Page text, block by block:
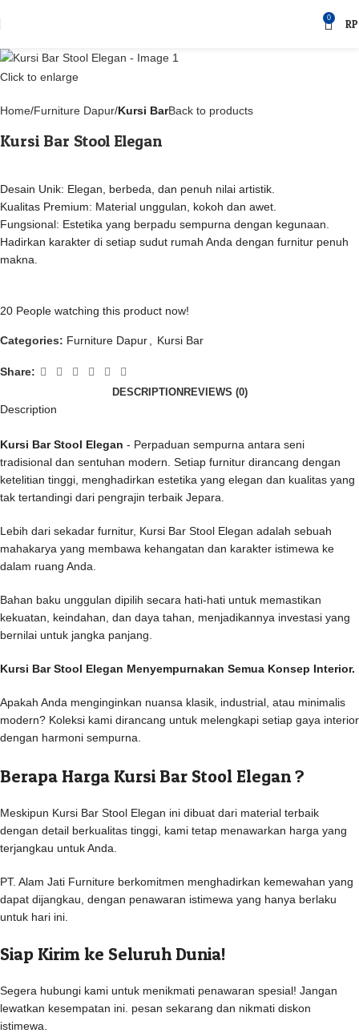
0 RP
Click to enlarge
Home Furniture Dapur Kursi BarBack to products
Kursi Bar Stool Elegan
Desain Unik: Elegan, berbeda, dan penuh nilai artistik.
Kualitas Premium: Material unggulan, kokoh dan awet.
Fungsional: Estetika yang berpadu sempurna dengan kegunaan.
Hadirkan karakter di setiap sudut rumah Anda dengan furnitur penuh
makna.
20 People watching this product now!
Categories: Furniture Dapur Kursi Bar
Share:
DESCRIPTIONREVIEWS (0)
Description
Kursi Bar Stool Elegan - Perpaduan sempurna antara seni
tradisional dan sentuhan modern. Setiap furnitur dirancang dengan
ketelitian tinggi, menghadirkan estetika yang elegan dan kualitas yang
tak tertandingi dari pengrajin terbaik Jepara.
Lebih dari sekadar furnitur, Kursi Bar Stool Elegan adalah sebuah
mahakarya yang membawa kehangatan dan karakter istimewa ke
dalam ruang Anda.
Bahan baku unggulan dipilih secara hati-hati untuk memastikan
kekuatan, keindahan, dan daya tahan, menjadikannya investasi yang
bernilai untuk jangka panjang.
Kursi Bar Stool Elegan Menyempurnakan Semua Konsep Interior.
Apakah Anda menginginkan nuansa klasik, industrial, atau minimalis
modern? Koleksi kami dirancang untuk melengkapi setiap gaya interior
dengan harmoni sempurna.
Berapa Harga Kursi Bar Stool Elegan ?
Meskipun Kursi Bar Stool Elegan ini dibuat dari material terbaik
dengan detail berkualitas tinggi, kami tetap menawarkan harga yang
terjangkau untuk Anda.
PT. Alam Jati Furniture berkomitmen menghadirkan kemewahan yang
dapat dijangkau, dengan penawaran istimewa yang hanya berlaku
untuk hari ini.
Siap Kirim ke Seluruh Dunia!
Segera hubungi kami untuk menikmati penawaran spesial! Jangan
lewatkan kesempatan ini. pesan sekarang dan nikmati diskon
istimewa.